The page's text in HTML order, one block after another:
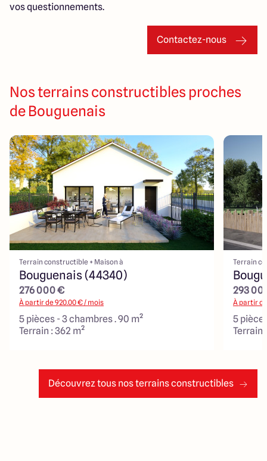
vos questionnements.
Contactez-nous
Nos terrains constructibles proches
de Bouguenais
Terrain constructible + Maison à
Bouguenais (44340)
276 000 €
À partir de920.00€ / mois
5 pièces - 3 chambres . 90 m²
Terrain : 362 m²
Terrain
293
À partir
5
Terrain
Découvrez tous nos terrains constructibles